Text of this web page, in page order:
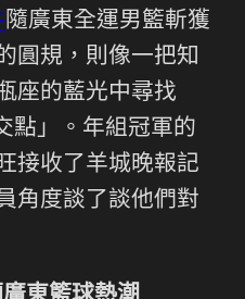
隨廣東全運男籃斬獲
圓規，則像一把知
座的藍光中尋找
點」。年組冠軍的
接收了羊城晚報記
角度談了談他們對